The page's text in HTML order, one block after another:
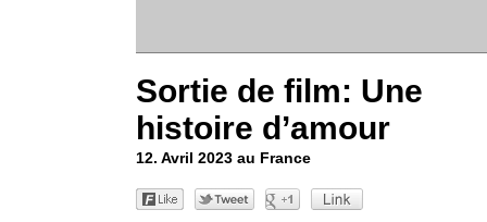
Sortie de film: Une
histoire d’amour
12. Avril 2023 au France